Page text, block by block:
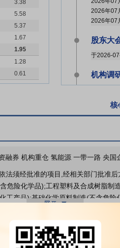
3.38
5.58
5.37
1.67
1.95
1.28
0.61
2026年07
2026年07
股东大
于2026-
机构调
并购重
关联交
分红送
核
融券 机构重仓 氢能源 一带一路 央
法须经批准的项目,经相关部门批准
危险化学品);工程塑料及合成树脂制
工产品);基础化学原料制造(不含危
技术进出口;喷涂加工;新材料技术研
环保咨询服务;余热发电关键技术研
金属功能材料销售;电子专用材料销